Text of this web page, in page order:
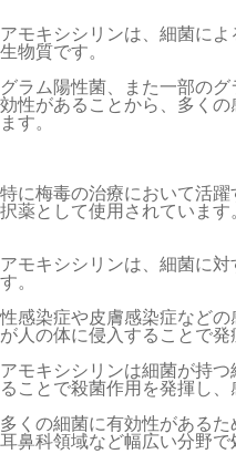
アモキシシリンは、細菌に
生物質です。
グラム陽性菌、また一部の
効性があることから、多く
ます。
特に梅毒の治療において活
択薬として使用されています
アモキシシリンは、細菌に
す。
性感染症や皮膚感染症など
が人の体に侵入することで発
アモキシシリンは細菌が持
ることで殺菌作用を発揮し
多くの細菌に有効性がある
耳鼻科領域など幅広い分野で